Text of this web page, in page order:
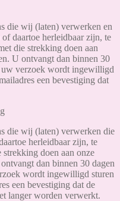
die wij (laten) verwerken en
daartoe herleidbaar zijn, te
die strekking doen aan
U ontvangt dan binnen 30
uw verzoek wordt ingewilligd
een bevestiging dat
die wij (laten) verwerken die
herleidbaar zijn, te
doen aan onze
dan binnen 30 dagen
wordt ingewilligd sturen
een bevestiging dat de
langer worden verwerkt.